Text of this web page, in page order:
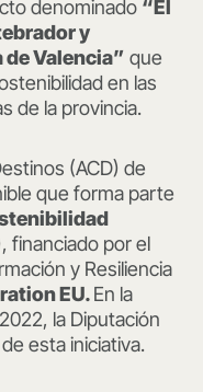
denominado “El
y
Valencia” que
en las
de la provincia.
(ACD) de
que forma parte
financiado por el
y Resiliencia
EU.En la
la Diputación
esta iniciativa.